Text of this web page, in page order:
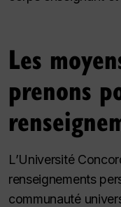
Les
prenons
L’Université
renseignements
communauté